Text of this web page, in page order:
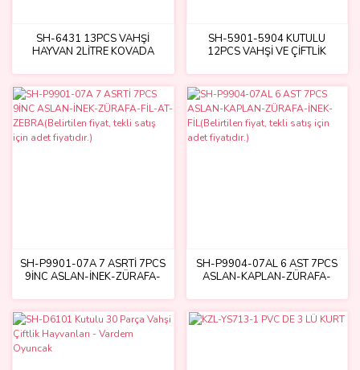
SH-6431 13PCS VAHŞİ
HAYVAN 2LİTRE KOVADA
SH-5901-5904 KUTULU
12PCS VAHŞİ VE ÇİFTLİK
SH-P9901-07A 7 ASRTİ 7PCS
9İNC ASLAN-İNEK-ZÜRAFA-
tekli satış için adet fiyatıdır.)
SH-P9904-07AL 6 AST 7PCS
ASLAN-KAPLAN-ZÜRAFA-
satış için adet fiyatıdır.)